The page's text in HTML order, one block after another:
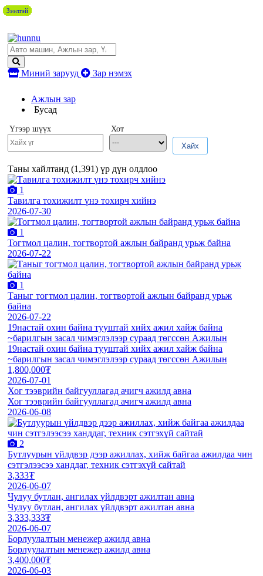
Миний зарууд Зар нэмэх
Ажлын зар
Бусад
Үгээр шүүх
Хот
Хайх
Таны хайлтанд (1,391) үр дүн олдлоо
1
Тавилга тохижилт үнэ тохирч хийнэ
2026-07-30
1
Тогтмол цалин, тогтвортой ажлын байранд урьж байна
2026-07-22
1
Таныг тогтмол цалин, тогтвортой ажлын байранд урьж
байна
2026-07-22
19настай охин байна тууштай хийх ажил хайж байна
~барилгын засал чимэглэлээр сураад төгссөн Ажилын
Зээлтэй
19настай охин байна тууштай хийх ажил хайж байна
~барилгын засал чимэглэлээр сураад төгссөн Ажилын
1,800,000₮
2026-07-01
Хог тээврийн байгууллагад ачигч ажилд авна
Хог тээврийн байгууллагад ачигч ажилд авна
2026-06-08
2
Бутлуурын үйлдвэр дээр ажиллах, хийж байгаа ажилдаа чин
сэтгэлээсээ ханддаг, техник сэтгэхүй сайтай
3,333₮
2026-06-07
Чулуу бутлан, ангилах үйлдвэрт ажилтан авна
Зээлтэй
Чулуу бутлан, ангилах үйлдвэрт ажилтан авна
3,333,333₮
2026-06-07
Борлуулалтын менежер ажилд авна
Зээлтэй
Борлуулалтын менежер ажилд авна
3,400,000₮
2026-06-03
Зээлтэй
Зээлтэй
Зээлтэй
Зээлтэй
Зээлтэй
Зээлтэй
Зээлтэй
Зээлтэй
Зээлтэй
Зээлтэй
Зээлтэй
Зээлтэй
Зээлтэй
Зээлтэй
Зээлтэй
Зээлтэй
Зээлтэй
Зээлтэй
Зээлтэй